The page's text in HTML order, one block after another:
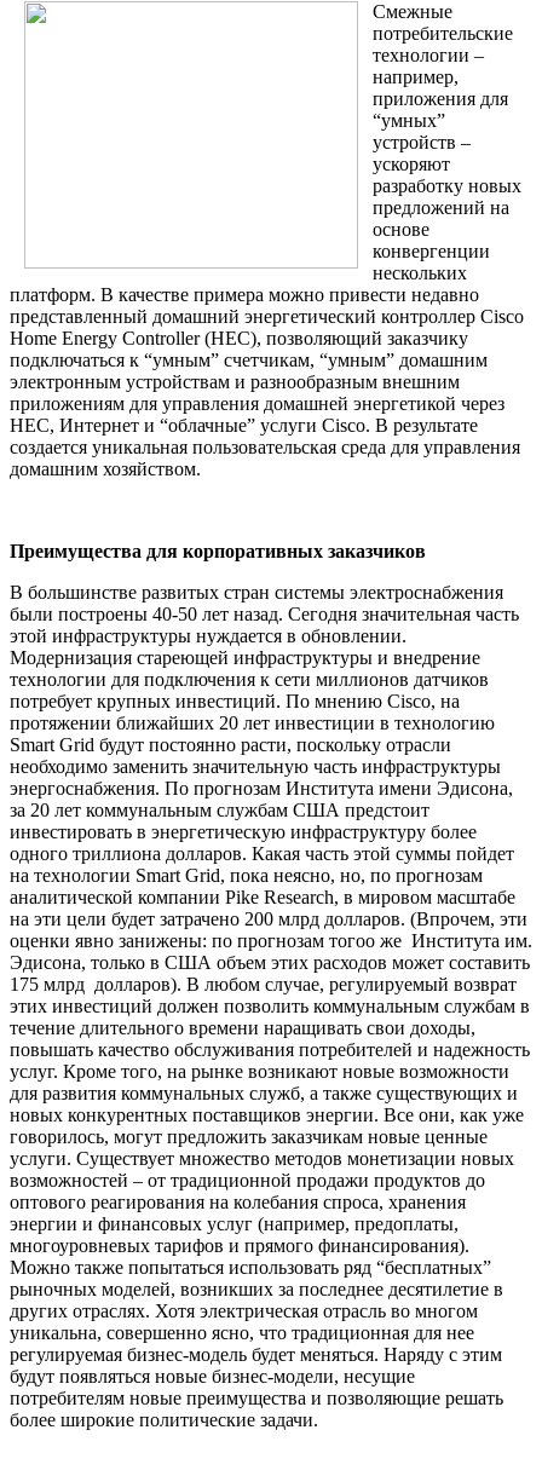
Смежные
потребительские
технологии –
например,
приложения для
“умных”
устройств –
ускоряют
разработку новых
предложений на
основе
конвергенции
нескольких
платформ. В качестве примера можно привести недавно
представленный домашний энергетический контроллер Cisco
Home Energy Controller (HEC), позволяющий заказчику
подключаться к “умным” счетчикам, “умным” домашним
электронным устройствам и разнообразным внешним
приложениям для управления домашней энергетикой через
HEC, Интернет и “облачные” услуги Cisco. В результате
создается уникальная пользовательская среда для управления
домашним хозяйством.
Преимущества для корпоративных заказчиков
В большинстве развитых стран системы электроснабжения
были построены 40-50 лет назад. Сегодня значительная часть
этой инфраструктуры нуждается в обновлении.
Модернизация стареющей инфраструктуры и внедрение
технологии для подключения к сети миллионов датчиков
потребует крупных инвестиций. По мнению Cisco, на
протяжении ближайших 20 лет инвестиции в технологию
Smart Grid будут постоянно расти, поскольку отрасли
необходимо заменить значительную часть инфраструктуры
энергоснабжения. По прогнозам Института имени Эдисона,
за 20 лет коммунальным службам США предстоит
инвестировать в энергетическую инфраструктуру более
одного триллиона долларов. Какая часть этой суммы пойдет
на технологии Smart Grid, пока неясно, но, по прогнозам
аналитической компании Pike Research, в мировом масштабе
на эти цели будет затрачено 200 млрд долларов. (Впрочем, эти
оценки явно занижены: по прогнозам тогоо же Института им.
Эдисона, только в США объем этих расходов может составить
175 млрд долларов). В любом случае, регулируемый возврат
этих инвестиций должен позволить коммунальным службам в
течение длительного времени наращивать свои доходы,
повышать качество обслуживания потребителей и надежность
услуг. Кроме того, на рынке возникают новые возможности
для развития коммунальных служб, а также существующих и
новых конкурентных поставщиков энергии. Все они, как уже
говорилось, могут предложить заказчикам новые ценные
услуги. Существует множество методов монетизации новых
возможностей – от традиционной продажи продуктов до
оптового реагирования на колебания спроса, хранения
энергии и финансовых услуг (например, предоплаты,
многоуровневых тарифов и прямого финансирования).
Можно также попытаться использовать ряд “бесплатных”
рыночных моделей, возникших за последнее десятилетие в
других отраслях. Хотя электрическая отрасль во многом
уникальна, совершенно ясно, что традиционная для нее
регулируемая бизнес-модель будет меняться. Наряду с этим
будут появляться новые бизнес-модели, несущие
потребителям новые преимущества и позволяющие решать
более широкие политические задачи.